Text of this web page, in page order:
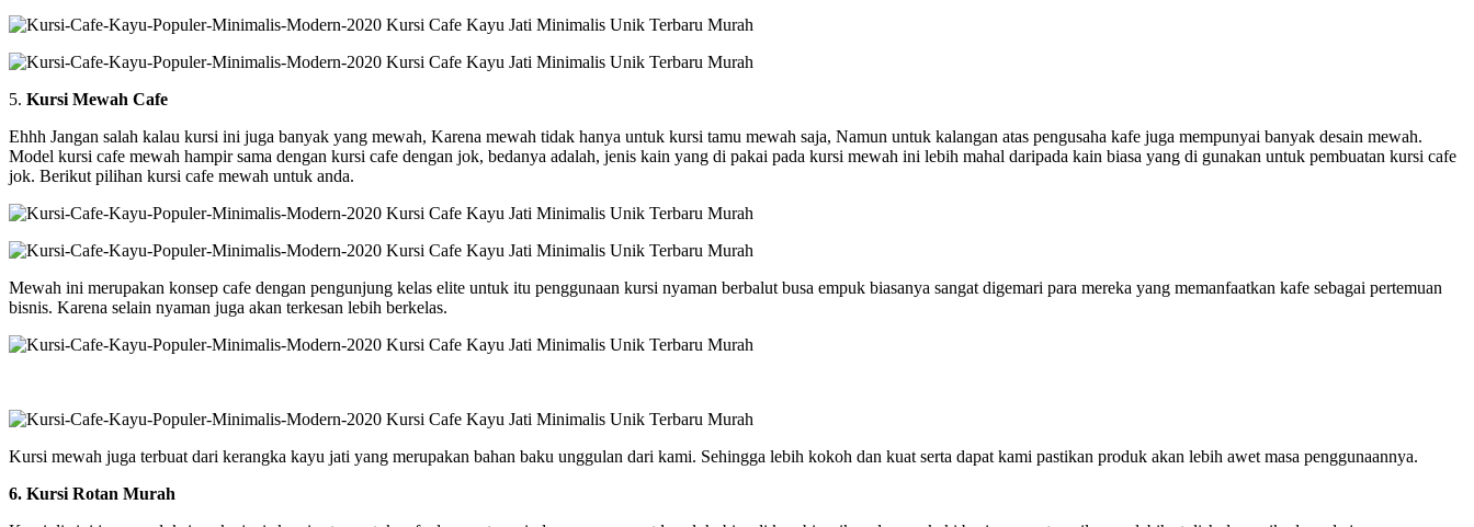
5. Kursi Mewah Cafe
Ehhh Jangan salah kalau kursi ini juga banyak yang mewah, Karena mewah tidak hanya untuk kursi tamu mewah saja, Namun untuk kalangan atas pengusaha kafe juga mempunyai banyak desain mewah.
Model kursi cafe mewah hampir sama dengan kursi cafe dengan jok, bedanya adalah, jenis kain yang di pakai pada kursi mewah ini lebih mahal daripada kain biasa yang di gunakan untuk pembuatan kursi cafe
jok. Berikut pilihan kursi cafe mewah untuk anda.
Mewah ini merupakan konsep cafe dengan pengunjung kelas elite untuk itu penggunaan kursi nyaman berbalut busa empuk biasanya sangat digemari para mereka yang memanfaatkan kafe sebagai pertemuan
bisnis. Karena selain nyaman juga akan terkesan lebih berkelas.
Kursi mewah juga terbuat dari kerangka kayu jati yang merupakan bahan baku unggulan dari kami. Sehingga lebih kokoh dan kuat serta dapat kami pastikan produk akan lebih awet masa penggunaannya.
6. Kursi Rotan Murah